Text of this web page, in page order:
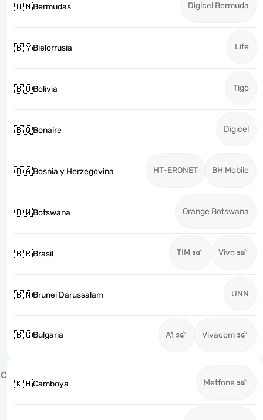
🇧🇲Bermudas Digicel Bermuda
🇧🇾Bielorrusia Life
🇧🇴Bolivia Tigo
🇧🇶Bonaire Digicel
🇧🇦Bosnia y Herzegovina HT-ERONET BH Mobile
🇧🇼Botswana Orange Botswana
🇧🇷Brasil TIM Vivo
🇧🇳Brunei Darussalam UNN
🇧🇬Bulgaria A1 Vivacom
C
🇰🇭Camboya Metfone